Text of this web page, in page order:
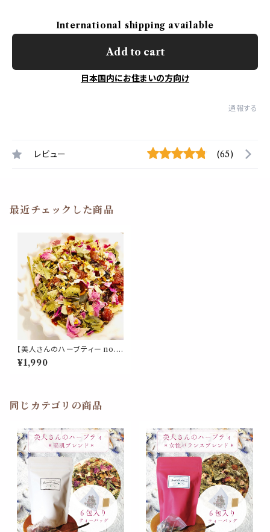
International shipping available
Add to cart
日本国内にお住まいの方向け
通報する
レビュー (65)
最近チェックした商品
【美人さんのハーブティー no.
6】 リラックス ブレンド リーフ 5
0g 金木犀 キャットニップ リンデ
ゼント 贈り物
¥1,990
同じカテゴリの商品